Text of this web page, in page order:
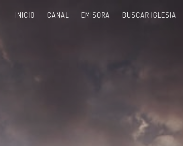
INICIO CANAL EMISORA BUSCAR IGLESIA